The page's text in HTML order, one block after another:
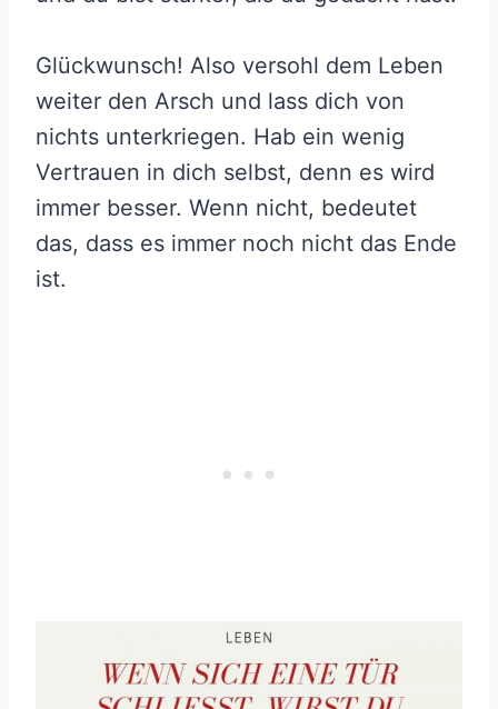
Glückwunsch! Also versohl dem Leben
weiter den Arsch und lass dich von
nichts unterkriegen. Hab ein wenig
Vertrauen in dich selbst, denn es wird
immer besser. Wenn nicht, bedeutet
das, dass es immer noch nicht das Ende
ist.